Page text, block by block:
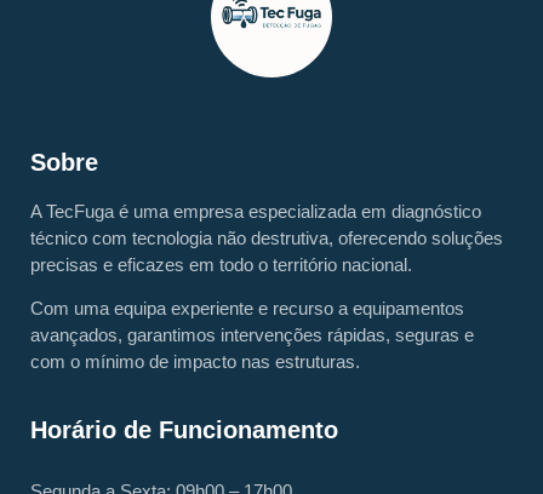
Sobre
A TecFuga é uma empresa especializada em diagnóstico
técnico com tecnologia não destrutiva, oferecendo soluções
precisas e eficazes em todo o território nacional.
Com uma equipa experiente e recurso a equipamentos
avançados, garantimos intervenções rápidas, seguras e
com o mínimo de impacto nas estruturas.
Horário de Funcionamento